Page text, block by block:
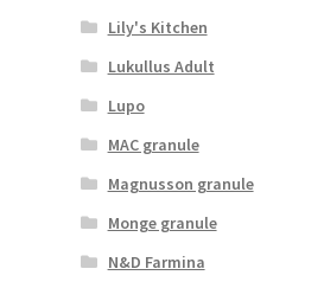
Lily's Kitchen
Lukullus Adult
Lupo
MAC granule
Magnusson granule
Monge granule
N&D Farmina